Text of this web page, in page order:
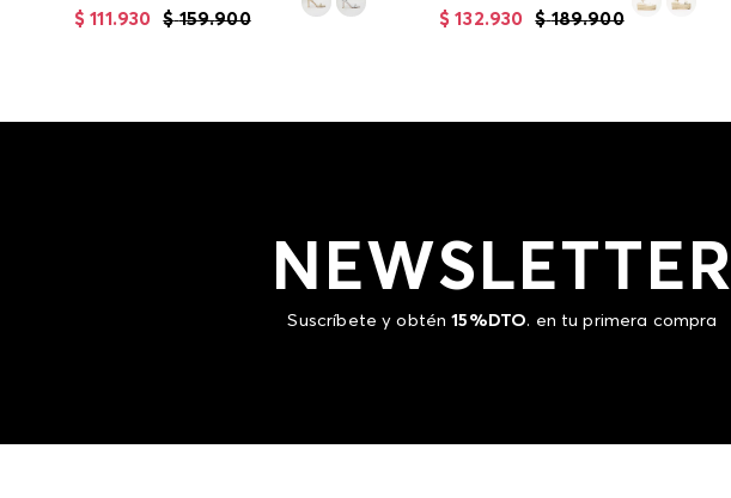
$ 159.900
$ 111 .930 $ 189.900
$ 132.930
NEWSLETTER
Suscríbete y obtén15%DTO. en tu primera compra